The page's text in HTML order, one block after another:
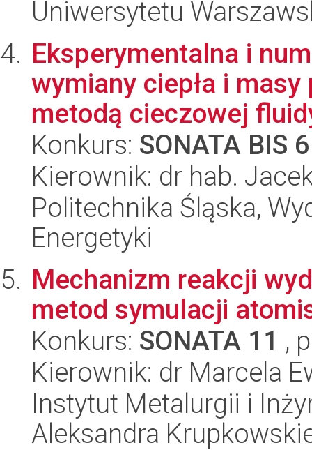
Uniwersytetu
Eksperymentalna i
wymiany ciepła i
metodą cieczowej
Konkurs: SONATA BIS 6
Kierownik: dr hab.
Politechnika Śląska,
Energetyki
Mechanizm reakcji
metod symulacji
Konkurs: SONATA 11 ,
Kierownik: dr Marcela
Instytut Metalurgii i
Aleksandra